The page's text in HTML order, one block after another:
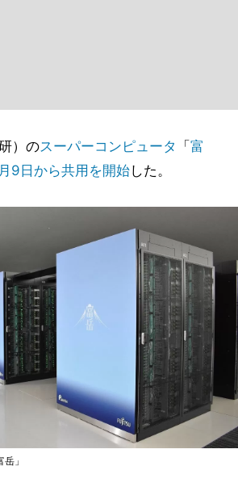
研）のスーパーコンピュータ 「 富
9日から共用を開始した。
」